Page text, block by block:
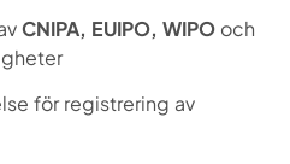
CNIPA, EUIPO, WIPO och
för registrering av